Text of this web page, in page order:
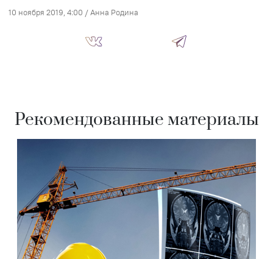
10 ноября 2019, 4:00 / Анна Родина
Рекомендованные материалы